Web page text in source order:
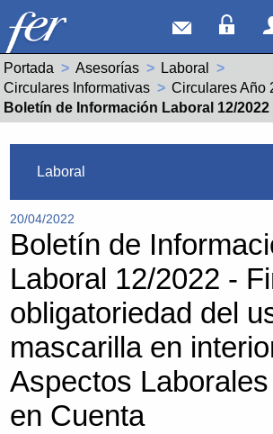
Correo
Portada Asesorías
Laboral
Circulares Informativas
Circulares Año
Actual:
Boletín de Información Laboral 12/2022 - Fin de la obligatoriedad del uso de la mascarilla en interior. Aspectos
Laboral
20/04/2022
Boletín de
Laboral 12/2022 -
obligatoriedad del
mascarilla en
Aspectos
en Cuenta